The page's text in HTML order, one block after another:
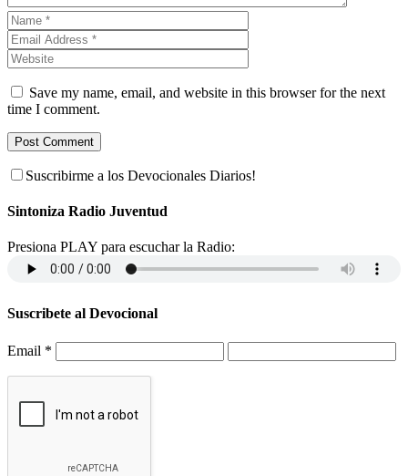
Save my name, email, and website in this browser for the next
time I comment.
Suscribirme a los Devocionales Diarios!
Sintoniza Radio Juventud
Presiona PLAY para escuchar la Radio:
Suscribete al Devocional
Email *